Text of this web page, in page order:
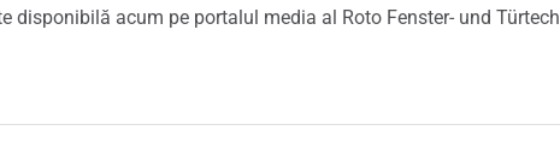
disponibilă acum pe portalul media al Roto Fenster- und